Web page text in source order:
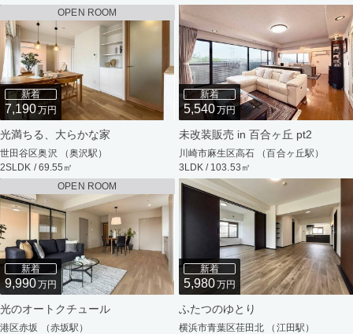
OPEN ROOM
新着
7,190万円
光満ちる、大らかな家
世田谷区奥沢 （奥沢駅）
2SLDK / 69.55㎡
新着
5,540万円
未改装販売 in 百合ヶ丘 pt2
川崎市麻生区高石 （百合ヶ丘駅）
3LDK / 103.53㎡
OPEN ROOM
新着
9,990万円
光のオートクチュール
港区赤坂 （赤坂駅）
新着
5,980万円
ふたつのゆとり
横浜市青葉区荏田北 （江田駅）